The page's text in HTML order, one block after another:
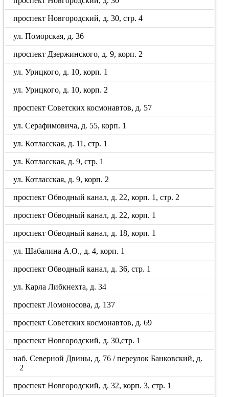
проспект Новгородский, д. 30, стр. 4
ул. Поморская, д. 36
проспект Дзержинского, д. 9, корп. 2
ул. Урицкого, д. 10, корп. 1
ул. Урицкого, д. 10, корп. 2
проспект Советских космонавтов, д. 57
ул. Серафимовича, д. 55, корп. 1
ул. Котласская, д. 11, стр. 1
ул. Котласская, д. 9, стр. 1
ул. Котласская, д. 9, корп. 2
проспект Обводный канал, д. 22, корп. 1, стр. 2
проспект Обводный канал, д. 22, корп. 1
проспект Обводный канал, д. 18, корп. 1
ул. Шабалина А.О., д. 4, корп. 1
проспект Обводный канал, д. 36, стр. 1
ул. Карла Либкнехта, д. 34
проспект Ломоносова, д. 137
проспект Советских космонавтов, д. 69
проспект Новгородский, д. 30,стр. 1
наб. Северной Двины, д. 76 / переулок Банковский, д.
2
проспект Новгородский, д. 32, корп. 3, стр. 1